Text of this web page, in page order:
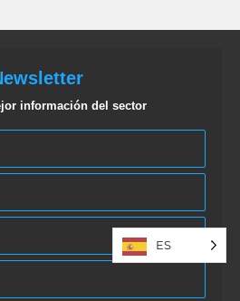
información del sector
ES